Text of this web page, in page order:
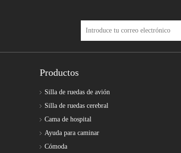
Productos
Silla de ruedas de avión
Silla de ruedas cerebral
Cama de hospital
Ayuda para caminar
Cómoda